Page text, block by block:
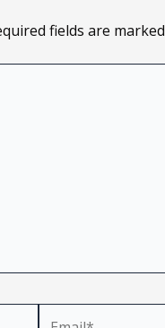
fields are marked